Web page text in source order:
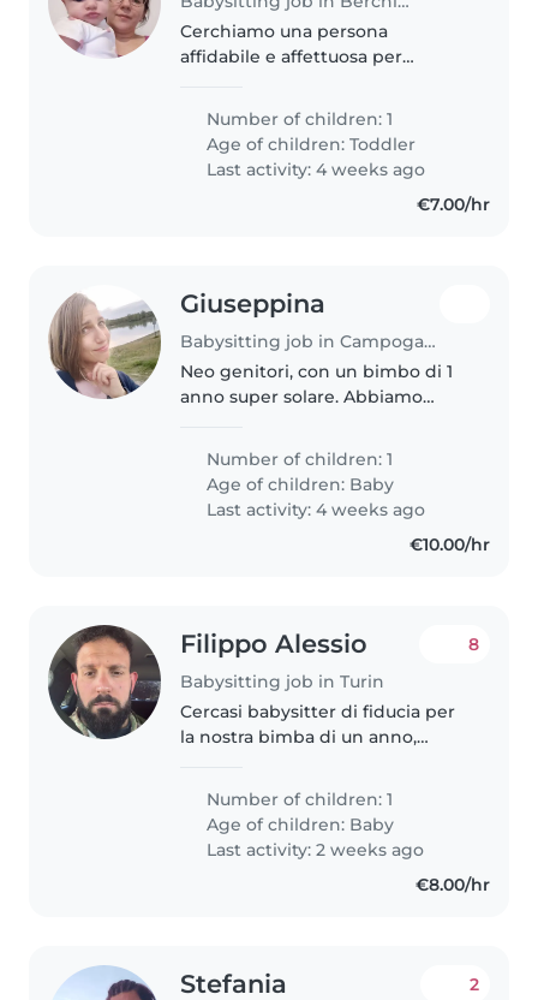
Cerchiamo una persona
affidabile e affettuosa per
di 2 anni, pieno di energia e
curiosità. Preferiamo un'altra
figura genitoriale per uno
scambio sereno..
Number of children: 1
Age of children:Toddler
Last activity: 4 weeks ago
€7.00/hr
Giuseppina
Babysitting job in Campogalliano
Neo genitori, con un bimbo di 1
anno super solare. Abbiamo
un'ora al giorno, con la
disponibilità di andare a
prendere il piccolo al nido entro
le17,..
Number of children: 1
Age of children: Baby
Last activity: 4 weeks ago
€10.00/hr
Filippo Alessio
Babysitting job in Turin
8
Cercasi babysitter di fiducia per
la nostra bimba di un anno,
a proprio agio con animali e
piccole faccende domestiche
può contattarci per un incontro..
Number of children: 1
Age of children: Baby
Last activity: 2 weeks ago
€8.00/hr
Stefania 2